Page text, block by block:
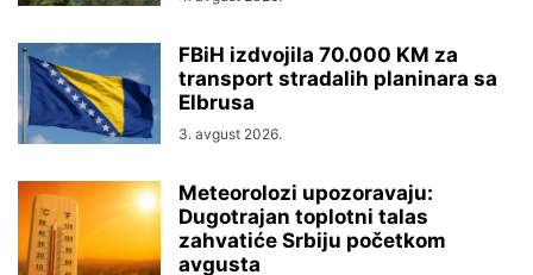
FBiH izdvojila 70.000 KM za
transport stradalih planinara sa
Elbrusa
3. avgust 2026.
Meteorolozi upozoravaju:
Dugotrajan toplotni talas
zahvatiće Srbiju početkom
avgusta